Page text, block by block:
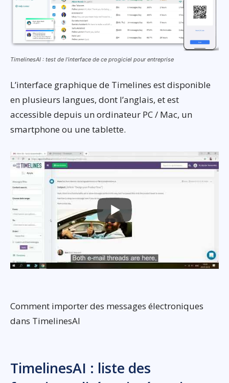
TimelinesAI : test de l’interface de ce progiciel pour entreprise
L’interface graphique de Timelines est disponible
en plusieurs langues, dont l’anglais, et est
accessible depuis un ordinateur PC / Mac, un
smartphone ou une tablette.
Comment importer des messages électroniques
dans TimelinesAI
TimelinesAI : liste des